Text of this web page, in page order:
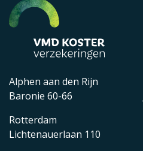
Alphen aan den Rijn
Baronie 60-66
Rotterdam
Lichtenauerlaan 110